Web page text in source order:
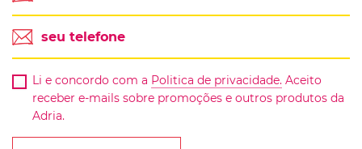
Li e concordo com a Politica de privacidade. Aceito
receber e-mails sobre promoções e outros produtos da
Adria.